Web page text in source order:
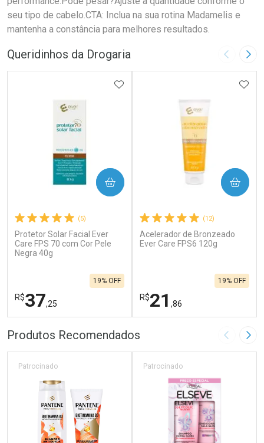
seu tipo de cabelo.CTA: Inclua na sua rotina Madamelis e
mantenha a constância para melhores resultados.
Queridinhos da Drogaria Imagem
(5)
Protetor Solar Facial Ever
Care FPS 70 com Cor Pele
Negra 40g
R$37,25
19% OFF
ADICIONAR AOS FAVORITOS
COMPRAR
FECHAR
Laboratório
FECHAR
Por Menos
(12)
Acelerador de Bronzeado
Ever Care FPS6 120g
R$21 ,86
19% OFF
COMPRAR
Laboratório
Por Menos
Produtos Recomendados Imagem
Patrocinado Patrocinado